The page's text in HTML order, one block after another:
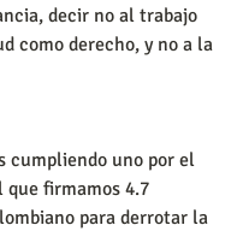
decir no al trabajo
como derecho, y no a la
cumpliendo uno por el
que firmamos 4.7
para derrotar la